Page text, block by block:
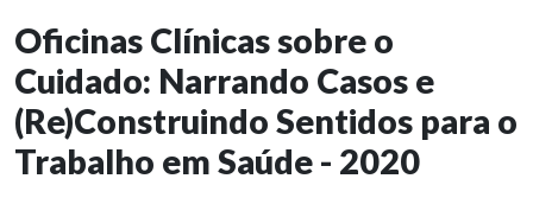
Oficinas Clínicas sobre o
Cuidado: Narrando Casos e
(Re)Construindo Sentidos para o
Trabalho em Saúde - 2020